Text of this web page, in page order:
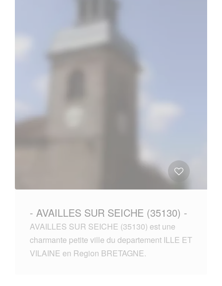
- AVAILLES SUR SEICHE (35130) -
AVAILLES SUR SEICHE (35130) est une
charmante petite ville du departement ILLE ET
VILAINE en Region BRETAGNE.